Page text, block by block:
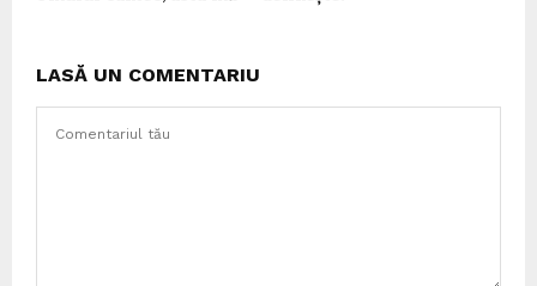
LASĂ UN COMENTARIU